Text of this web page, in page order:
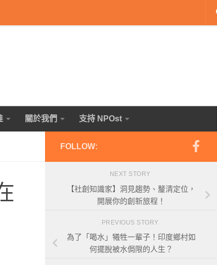
關於我們 支持 NPOst
FOLLOW:
NEXT STORY
【社創知識家】洞見趨勢、釐清定位，
開展你的創新旅程！
PREVIOUS STORY
為了「喝水」犧牲一輩子！印度鄉村如
何擺脫被水侷限的人生？